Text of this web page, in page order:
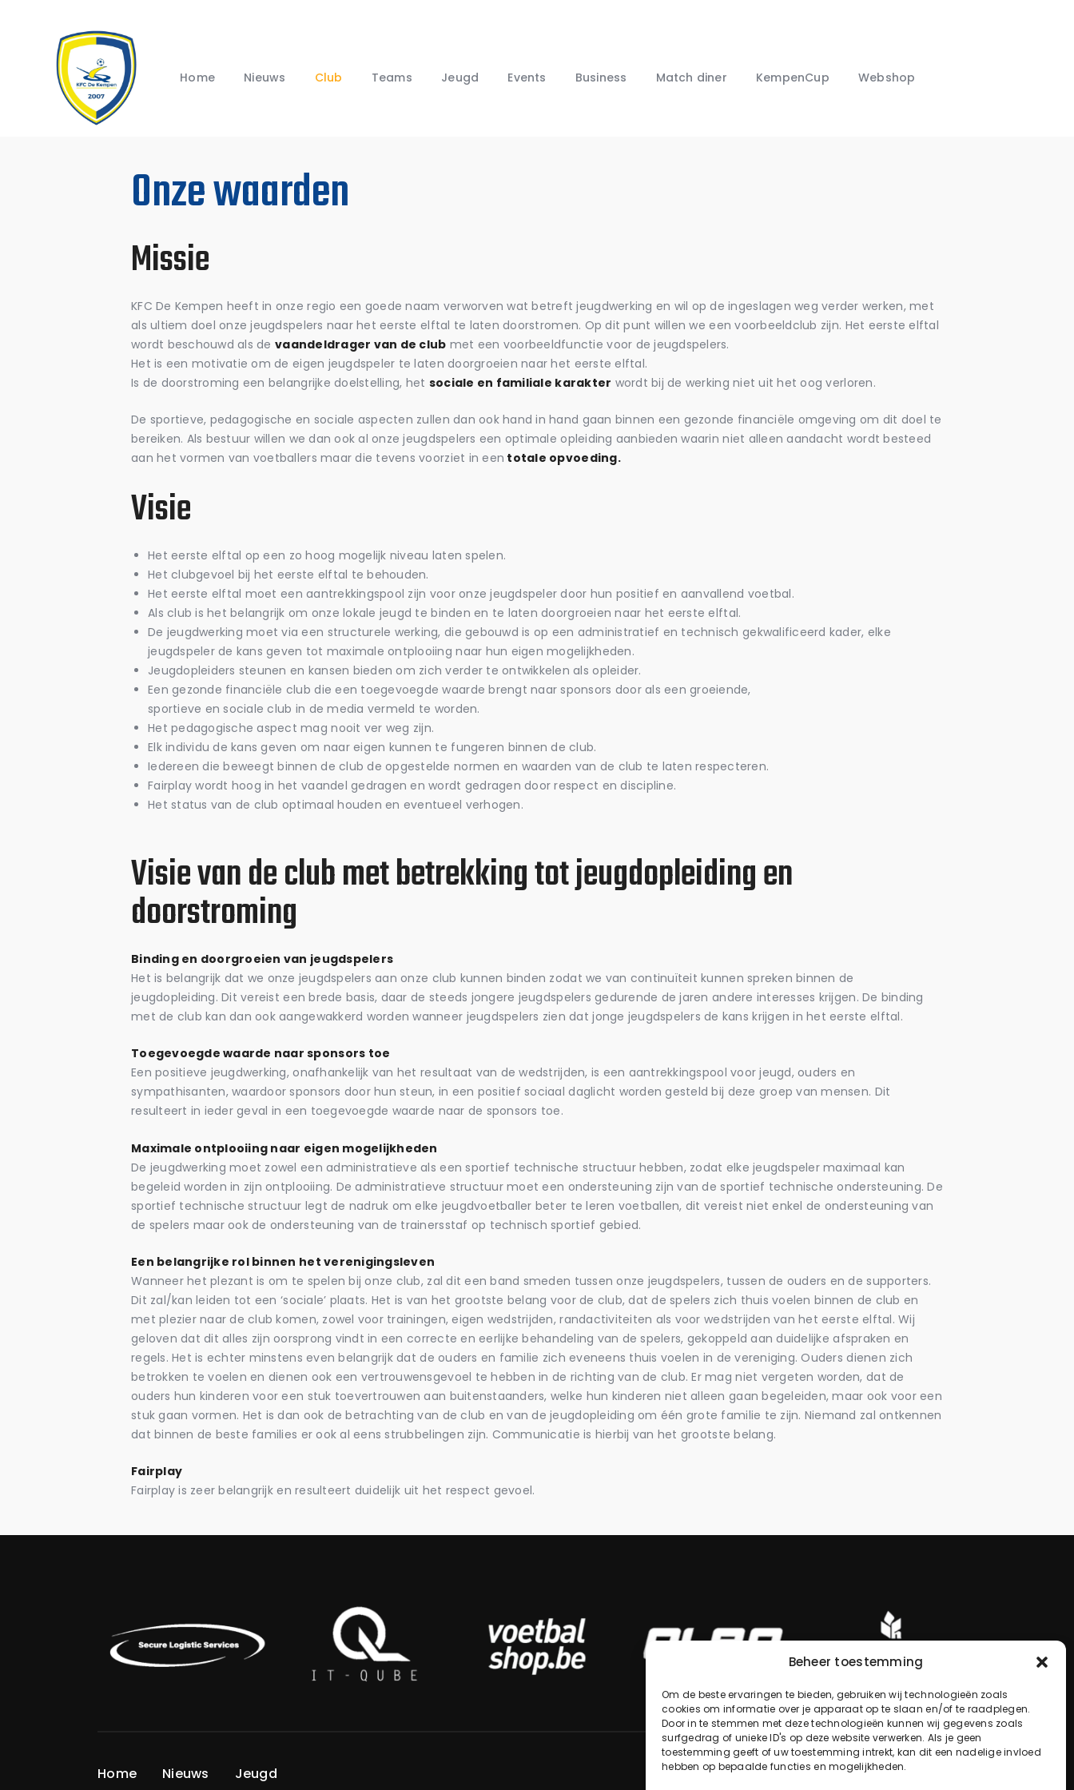
Beheer toestemming
Om de beste ervaringen te bieden, gebruiken wij technologieën zoals
cookies om informatie over je apparaat op te slaan en/of te raadplegen.
Door in te stemmen met deze technologieën kunnen wij gegevens zoals
surfgedrag of unieke ID's op deze website verwerken. Als je geen
toestemming geeft of uw toestemming intrekt, kan dit een nadelige invloed
hebben op bepaalde functies en mogelijkheden.
Home Nieuws Club Teams Jeugd Events Business Match diner KempenCup Webshop
Onze waarden
Missie
KFC De Kempen heeft in onze regio een goede naam verworven wat betreft jeugdwerking en wil op de ingeslagen weg verder werken, met
als ultiem doel onze jeugdspelers naar het eerste elftal te laten doorstromen. Op dit punt willen we een voorbeeldclub zijn. Het eerste elftal
wordt beschouwd als de vaandeldrager van de club met een voorbeeldfunctie voor de jeugdspelers.
Het is een motivatie om de eigen jeugdspeler te laten doorgroeien naar het eerste elftal.
Is de doorstroming een belangrijke doelstelling, het sociale en familiale karakter wordt bij de werking niet uit het oog verloren.
De sportieve, pedagogische en sociale aspecten zullen dan ook hand in hand gaan binnen een gezonde financiële omgeving om dit doel te
bereiken. Als bestuur willen we dan ook al onze jeugdspelers een optimale opleiding aanbieden waarin niet alleen aandacht wordt besteed
aan het vormen van voetballers maar die tevens voorziet in een totale opvoeding.
Visie
Het eerste elftal op een zo hoog mogelijk niveau laten spelen.
Het clubgevoel bij het eerste elftal te behouden.
Het eerste elftal moet een aantrekkingspool zijn voor onze jeugdspeler door hun positief en aanvallend voetbal.
Als club is het belangrijk om onze lokale jeugd te binden en te laten doorgroeien naar het eerste elftal.
De jeugdwerking moet via een structurele werking, die gebouwd is op een administratief en technisch gekwalificeerd kader, elke
jeugdspeler de kans geven tot maximale ontplooiing naar hun eigen mogelijkheden.
Jeugdopleiders steunen en kansen bieden om zich verder te ontwikkelen als opleider.
Een gezonde financiële club die een toegevoegde waarde brengt naar sponsors door als een groeiende,
sportieve en sociale club in de media vermeld te worden.
Het pedagogische aspect mag nooit ver weg zijn.
Elk individu de kans geven om naar eigen kunnen te fungeren binnen de club.
Iedereen die beweegt binnen de club de opgestelde normen en waarden van de club te laten respecteren.
Fairplay wordt hoog in het vaandel gedragen en wordt gedragen door respect en discipline.
Het status van de club optimaal houden en eventueel verhogen.
Visie van de club met betrekking tot jeugdopleiding en
doorstroming
Binding en doorgroeien van jeugdspelers
Het is belangrijk dat we onze jeugdspelers aan onze club kunnen binden zodat we van continuïteit kunnen spreken binnen de
jeugdopleiding. Dit vereist een brede basis, daar de steeds jongere jeugdspelers gedurende de jaren andere interesses krijgen. De binding
met de club kan dan ook aangewakkerd worden wanneer jeugdspelers zien dat jonge jeugdspelers de kans krijgen in het eerste elftal.
Toegevoegde waarde naar sponsors toe
Een positieve jeugdwerking, onafhankelijk van het resultaat van de wedstrijden, is een aantrekkingspool voor jeugd, ouders en
sympathisanten, waardoor sponsors door hun steun, in een positief sociaal daglicht worden gesteld bij deze groep van mensen. Dit
resulteert in ieder geval in een toegevoegde waarde naar de sponsors toe.
Maximale ontplooiing naar eigen mogelijkheden
De jeugdwerking moet zowel een administratieve als een sportief technische structuur hebben, zodat elke jeugdspeler maximaal kan
begeleid worden in zijn ontplooiing. De administratieve structuur moet een ondersteuning zijn van de sportief technische ondersteuning. De
sportief technische structuur legt de nadruk om elke jeugdvoetballer beter te leren voetballen, dit vereist niet enkel de ondersteuning van
de spelers maar ook de ondersteuning van de trainersstaf op technisch sportief gebied.
Een belangrijke rol binnen het verenigingsleven
Wanneer het plezant is om te spelen bij onze club, zal dit een band smeden tussen onze jeugdspelers, tussen de ouders en de supporters.
Dit zal/kan leiden tot een ‘sociale’ plaats. Het is van het grootste belang voor de club, dat de spelers zich thuis voelen binnen de club en
met plezier naar de club komen, zowel voor trainingen, eigen wedstrijden, randactiviteiten als voor wedstrijden van het eerste elftal. Wij
geloven dat dit alles zijn oorsprong vindt in een correcte en eerlijke behandeling van de spelers, gekoppeld aan duidelijke afspraken en
regels. Het is echter minstens even belangrijk dat de ouders en familie zich eveneens thuis voelen in de vereniging. Ouders dienen zich
betrokken te voelen en dienen ook een vertrouwensgevoel te hebben in de richting van de club. Er mag niet vergeten worden, dat de
ouders hun kinderen voor een stuk toevertrouwen aan buitenstaanders, welke hun kinderen niet alleen gaan begeleiden, maar ook voor een
stuk gaan vormen. Het is dan ook de betrachting van de club en van de jeugdopleiding om één grote familie te zijn. Niemand zal ontkennen
dat binnen de beste families er ook al eens strubbelingen zijn. Communicatie is hierbij van het grootste belang.
Fairplay
Fairplay is zeer belangrijk en resulteert duidelijk uit het respect gevoel.
Home Nieuws Jeugd